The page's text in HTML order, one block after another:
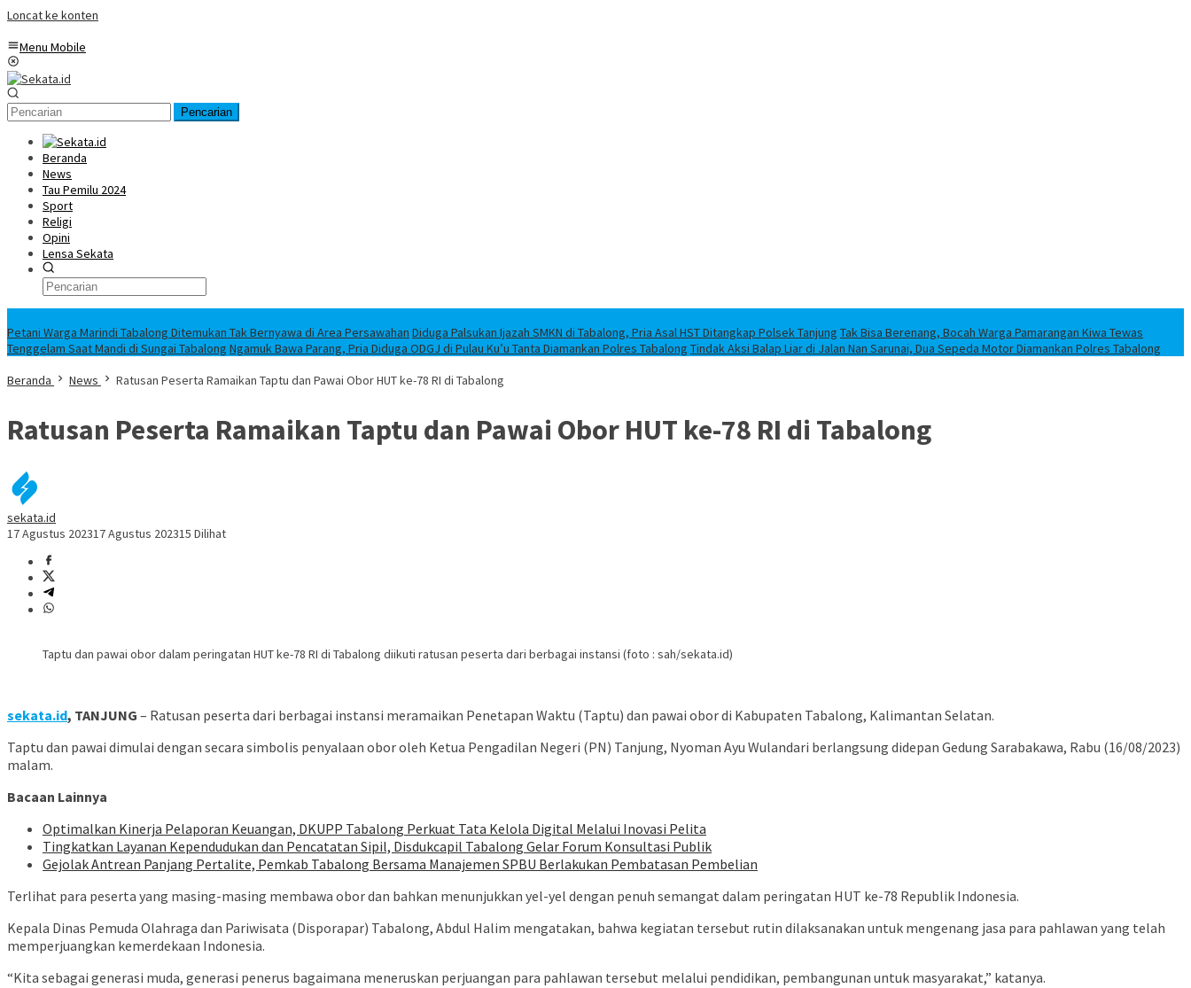
Loncat ke konten
Menu Mobile
Pencarian
Beranda
News
Tau Pemilu 2024
Sport
Religi
Opini
Lensa Sekata
Petani Warga Marindi Tabalong Ditemukan Tak Bernyawa di Area Persawahan Diduga Palsukan Ijazah SMKN di Tabalong, Pria Asal HST Ditangkap Polsek Tanjung Tak Bisa Berenang, Bocah Warga Pamarangan Kiwa Tewas
Tenggelam Saat Mandi di Sungai Tabalong Ngamuk Bawa Parang, Pria Diduga ODGJ di Pulau Ku’u Tanta Diamankan Polres Tabalong Tindak Aksi Balap Liar di Jalan Nan Sarunai, Dua Sepeda Motor Diamankan Polres Tabalong
Beranda
News Ratusan Peserta Ramaikan Taptu dan Pawai Obor HUT ke-78 RI di Tabalong
Ratusan Peserta Ramaikan Taptu dan Pawai Obor HUT ke-78 RI di Tabalong
sekata.id
17 Agustus 202317 Agustus 202315 Dilihat
Taptu dan pawai obor dalam peringatan HUT ke-78 RI di Tabalong diikuti ratusan peserta dari berbagai instansi (foto : sah/sekata.id)
sekata.id, TANJUNG – Ratusan peserta dari berbagai instansi meramaikan Penetapan Waktu (Taptu) dan pawai obor di Kabupaten Tabalong, Kalimantan Selatan.
Taptu dan pawai dimulai dengan secara simbolis penyalaan obor oleh Ketua Pengadilan Negeri (PN) Tanjung, Nyoman Ayu Wulandari berlangsung didepan Gedung Sarabakawa, Rabu (16/08/2023)
malam.
Bacaan Lainnya
Optimalkan Kinerja Pelaporan Keuangan, DKUPP Tabalong Perkuat Tata Kelola Digital Melalui Inovasi Pelita
Tingkatkan Layanan Kependudukan dan Pencatatan Sipil, Disdukcapil Tabalong Gelar Forum Konsultasi Publik
Gejolak Antrean Panjang Pertalite, Pemkab Tabalong Bersama Manajemen SPBU Berlakukan Pembatasan Pembelian
Terlihat para peserta yang masing-masing membawa obor dan bahkan menunjukkan yel-yel dengan penuh semangat dalam peringatan HUT ke-78 Republik Indonesia.
Kepala Dinas Pemuda Olahraga dan Pariwisata (Disporapar) Tabalong, Abdul Halim mengatakan, bahwa kegiatan tersebut rutin dilaksanakan untuk mengenang jasa para pahlawan yang telah
memperjuangkan kemerdekaan Indonesia.
“Kita sebagai generasi muda, generasi penerus bagaimana meneruskan perjuangan para pahlawan tersebut melalui pendidikan, pembangunan untuk masyarakat,” katanya.